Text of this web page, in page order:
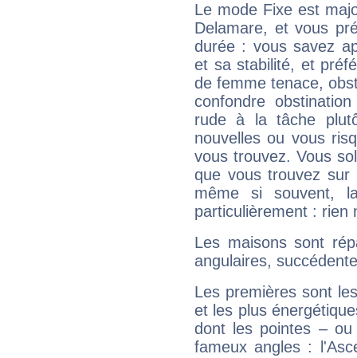
Le mode Fixe est
Delamare, et vous
durée : vous savez
et sa stabilité, et
de femme tenace,
confondre
rude à la tâche
nouvelles ou vous
vous trouvez. Vous
que vous trouvez
même si souvent,
particulièrement : rien
Les maisons sont
angulaires,
Les premières sont
et les plus
dont les pointes –
fameux angles :